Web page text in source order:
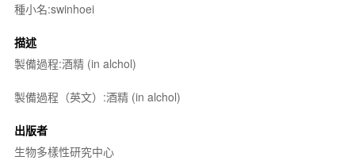
種小名:swinhoei
描述
製備過程:酒精 (in alchol)
製備過程（英文）:酒精 (in alchol)
出版者
生物多樣性研究中心